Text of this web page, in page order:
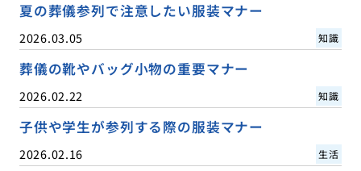
夏の葬儀参列で注意したい服装マナー
2026.03.05 知識
葬儀の靴やバッグ小物の重要マナー
2026.02.22 知識
子供や学生が参列する際の服装マナー
2026.02.16 生活